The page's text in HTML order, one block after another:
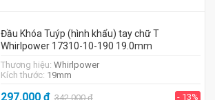
Đầu Khóa Tuýp (hình khẩu) tay chữ T
Whirlpower 17310-10-190 19.0mm
Thương hiệu: Whirlpower
Kích thước: 19mm
297.000đ 342.000đ - 13%